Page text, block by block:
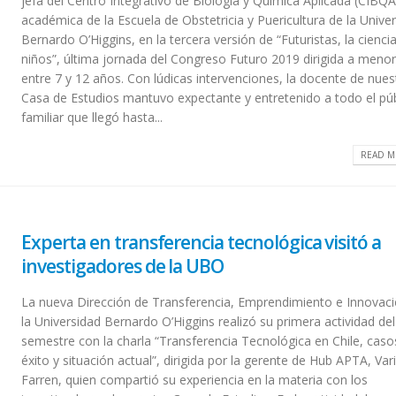
académica de la Escuela de Obstetricia y Puericultura de la
Bernardo O’Higgins, en la tercera versión de “Futuristas, la
niños”, última jornada del Congreso Futuro 2019 dirigida a
entre 7 y 12 años. Con lúdicas intervenciones, la docente de
Casa de Estudios mantuvo expectante y entretenido a todo el
familiar que llegó hasta...
READ
Experta en transferencia tecnológica visitó a
investigadores de la UBO
La nueva Dirección de Transferencia, Emprendimiento e
la Universidad Bernardo O’Higgins realizó su primera actividad del
semestre con la charla “Transferencia Tecnológica en Chile,
éxito y situación actual”, dirigida por la gerente de Hub APTA,
Farren, quien compartió su experiencia en la materia con los
Historiadora de la UBO
forma parte del equipo que
descubrió cañones del siglo
XVI en el Estrecho de Magallanes
20 diciembre, 2019
2019
18 diciembre, 2019
Con gran éxito la
de Extensión
2 enero, 2020
Estudiantes de
comunidades agrícolas